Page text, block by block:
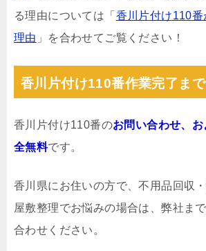
る理由については「 香川片付け110
理由 」を合わせてご覧ください！
香川片付け110番作業完了ま
香川片付け110番のお問い合わせ、
全無料です。
香川県にお住いの方で、不用品回収
屋敷整理でお悩みの場合は、弊社ま
合わせください。